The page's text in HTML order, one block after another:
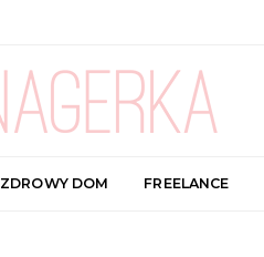
ZDROWY DOM FREELANCE